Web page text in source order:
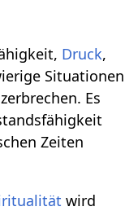
Druck,
Situationen
Es
Zeiten
wird